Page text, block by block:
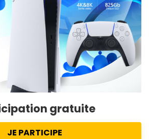
gratuite
JE PARTICIPE